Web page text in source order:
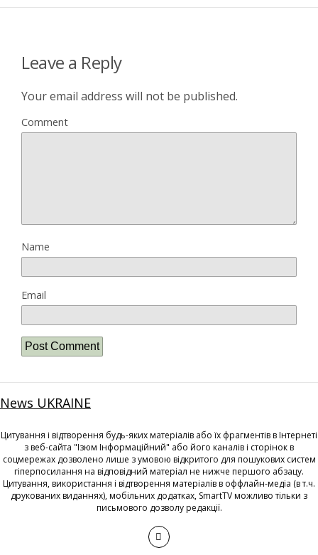
Leave a Reply
Your email address will not be published.
Comment
Name
Email
News UKRAINE
Цитування і відтворення будь-яких матеріалів або їх фрагментів в Інтернеті
з веб-сайта "Ізюм Інформаційний" або його каналів і сторінок в
соцмережах дозволено лише з умовою відкритого для пошукових систем
гіперпосилання на відповідний матеріал не нижче першого абзацу.
Цитування, використання і відтворення матеріалів в оффлайн-медіа (в т.ч.
друкованих виданнях), мобільних додатках, SmartTV можливо тільки з
письмового дозволу редакції.